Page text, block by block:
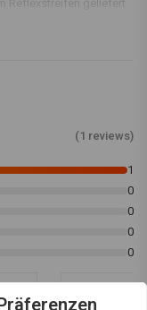
Reflexstreifen geliefert
ist.
(1 reviews)
1
0
0
0
0